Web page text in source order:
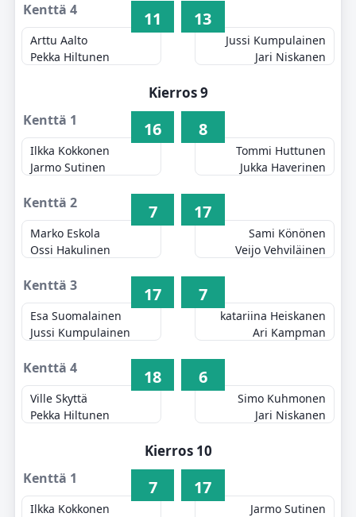
Kenttä 4
Arttu Aalto
Pekka Hiltunen
11 13
Jussi Kumpulainen
Jari Niskanen
Kierros 9
Kenttä 1
Ilkka Kokkonen
Jarmo Sutinen
16 8
Tommi Huttunen
Jukka Haverinen
Kenttä 2
Marko Eskola
Ossi Hakulinen
7 17
Sami Könönen
Veijo Vehviläinen
Kenttä 3
Esa Suomalainen
Jussi Kumpulainen
17 7
katariina Heiskanen
Ari Kampman
Kenttä 4
Ville Skyttä
Pekka Hiltunen
18 6
Simo Kuhmonen
Jari Niskanen
Kierros 10
Kenttä 1
Ilkka Kokkonen
7 17
Jarmo Sutinen